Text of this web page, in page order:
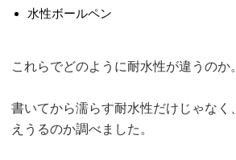
水性ボールペン
これらでどのように耐水性が違うのか。
書いてから濡らす耐水性だけじゃなく
えうるのか調べました。